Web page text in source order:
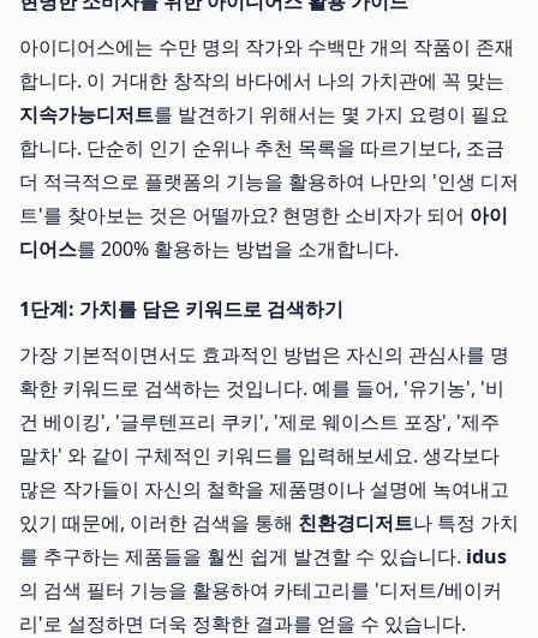
아이디어스에는 수만 명의 작가와 수백만 개의 작품이 존재
합니다. 이 거대한 창작의 바다에서 나의 가치관에 꼭 맞는
지속가능디저트를 발견하기 위해서는 몇 가지 요령이 필요
합니다. 단순히 인기 순위나 추천 목록을 따르기보다, 조금
더 적극적으로 플랫폼의 기능을 활용하여 나만의 '인생 디저
트'를 찾아보는 것은 어떨까요? 현명한 소비자가 되어 아이
디어스를 200% 활용하는 방법을 소개합니다.
1단계: 가치를 담은 키워드로 검색하기
가장 기본적이면서도 효과적인 방법은 자신의 관심사를 명
확한 키워드로 검색하는 것입니다. 예를 들어, '유기농', '비
건 베이킹', '글루텐프리 쿠키', '제로 웨이스트 포장', '제주
말차' 와 같이 구체적인 키워드를 입력해보세요. 생각보다
많은 작가들이 자신의 철학을 제품명이나 설명에 녹여내고
있기 때문에, 이러한 검색을 통해 친환경디저트나 특정 가치
를 추구하는 제품들을 훨씬 쉽게 발견할 수 있습니다. idus
의 검색 필터 기능을 활용하여 카테고리를 '디저트/베이커
리'로 설정하면 더욱 정확한 결과를 얻을 수 있습니다.